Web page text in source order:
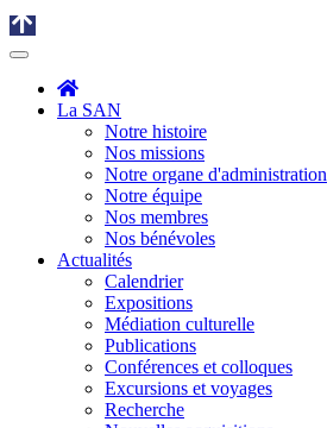
La SAN
Notre histoire
Nos missions
Notre organe d'administration
Notre équipe
Nos membres
Nos bénévoles
Actualités
Calendrier
Expositions
Médiation culturelle
Publications
Conférences et colloques
Excursions et voyages
Recherche